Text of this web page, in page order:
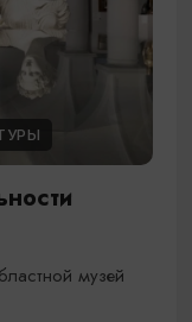
музей